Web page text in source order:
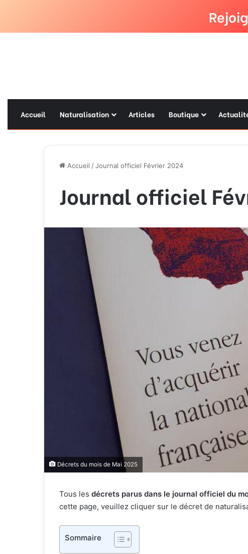
Accueil Naturalisation Articles Boutique
Accueil /Journal officiel Février 2024
Journal officiel
Décrets du mois de Mai 2025
Tous les décrets parus dans le journal officiel du
cette page, veuillez cliquer sur le décret de
Sommaire